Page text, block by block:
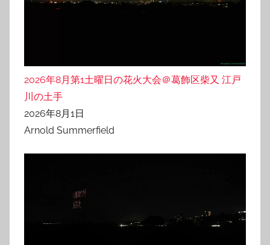
2026年8月第1土曜日の花火大会＠葛飾区柴又 江戸
川の土手
2026年8月1日
Arnold Summerfield